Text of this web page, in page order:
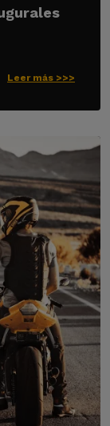
Leer más >>>